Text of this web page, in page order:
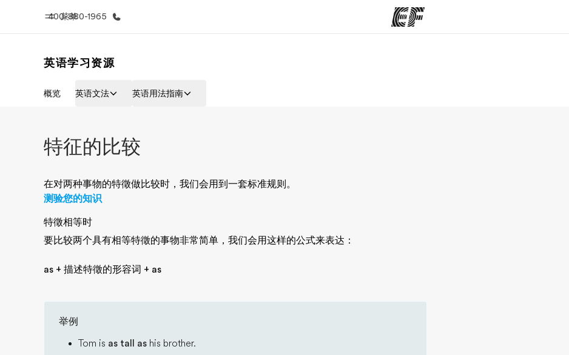
菜单
400-880-1965
首页
英语学习资源
概览 英语文法 英语用法指南
特征的比较
在对两种事物的特徵做比较时，我们会用到一套标准规则。
测验您的知识
特徵相等时
要比较两个具有相等特徵的事物非常简单，我们会用这样的公式来表达：
as + 描述特徵的形容词 + as
举例
Tom is as tall as his brother.